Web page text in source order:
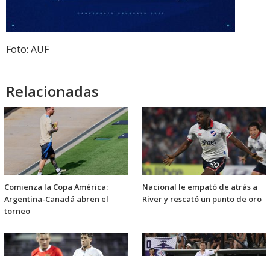
Foto: AUF
Relacionadas
Comienza la Copa América:
Argentina-Canadá abren el
torneo
Nacional le empató de atrás a
River y rescató un punto de oro